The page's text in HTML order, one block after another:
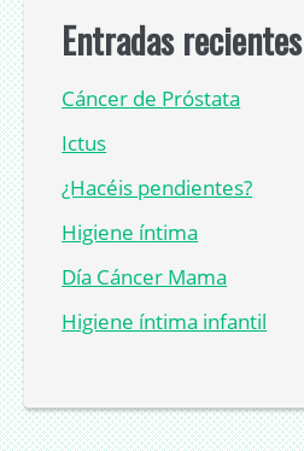
Entradas recientes
Cáncer de Próstata
Ictus
¿Hacéis pendientes?
Higiene íntima
Día Cáncer Mama
Higiene íntima infantil